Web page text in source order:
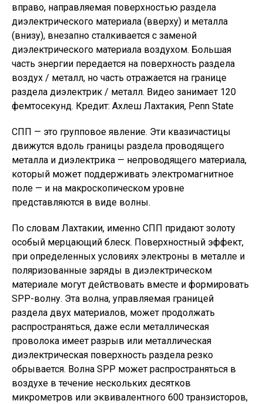
вправо, направляемая поверхностью раздела
диэлектрического материала (вверху) и металла
(внизу), внезапно сталкивается с заменой
диэлектрического материала воздухом. Большая
часть энергии передается на поверхность раздела
воздух / металл, но часть отражается на границе
раздела диэлектрик / металл. Видео занимает 120
фемтосекунд. Кредит: Ахлеш Лахтакия, Penn State
СПП — это групповое явление. Эти квазичастицы
движутся вдоль границы раздела проводящего
металла и диэлектрика — непроводящего материала,
который может поддерживать электромагнитное
поле — и на макроскопическом уровне
представляются в виде волны.
По словам Лахтакии, именно СПП придают золоту
особый мерцающий блеск. Поверхностный эффект,
при определенных условиях электроны в металле и
поляризованные заряды в диэлектрическом
материале могут действовать вместе и формировать
SPP-волну. Эта волна, управляемая границей
раздела двух материалов, может продолжать
распространяться, даже если металлическая
проволока имеет разрыв или металлическая
диэлектрическая поверхность раздела резко
обрывается. Волна SPP может распространяться в
воздухе в течение нескольких десятков
микрометров или эквивалентного 600 транзисторов,